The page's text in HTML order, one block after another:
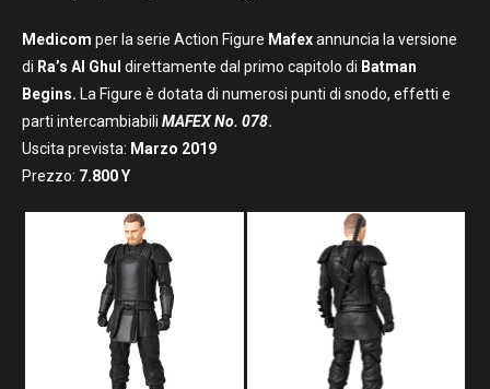
Medicom per la serie Action Figure Mafexannuncia la versione
di Ra’s Al Ghul direttamente dal primo capitolo di Batman
Begins. La Figure è dotata di numerosi punti di snodo, effetti e
parti intercambiabili MAFEX No. 078.
Uscita prevista: Marzo 2019
Prezzo: 7.800Y